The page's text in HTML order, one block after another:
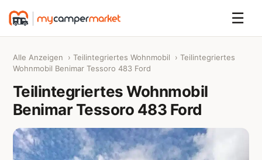
☰
Alle Anzeigen › Teilintegriertes Wohnmobil › Teilintegriertes
Wohnmobil Benimar Tessoro 483 Ford
Teilintegriertes Wohnmobil
Benimar Tessoro 483 Ford